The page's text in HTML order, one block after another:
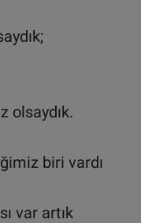
olsaydık.
biri vardı
var artık